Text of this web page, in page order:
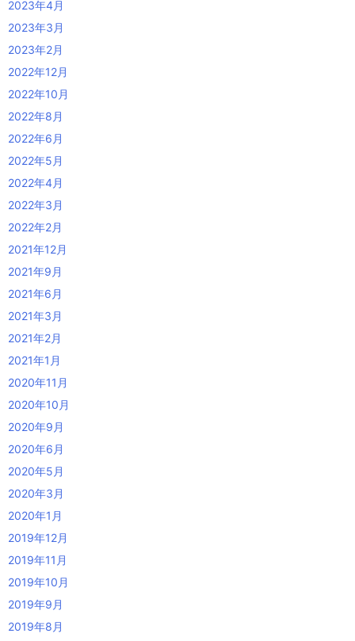
2023年4月
2023年3月
2023年2月
2022年12月
2022年10月
2022年8月
2022年6月
2022年5月
2022年4月
2022年3月
2022年2月
2021年12月
2021年9月
2021年6月
2021年3月
2021年2月
2021年1月
2020年11月
2020年10月
2020年9月
2020年6月
2020年5月
2020年3月
2020年1月
2019年12月
2019年11月
2019年10月
2019年9月
2019年8月